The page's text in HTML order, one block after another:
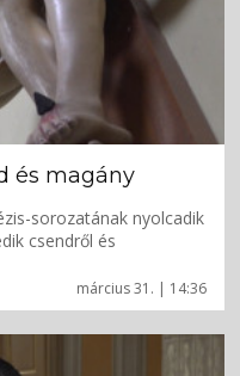
március 31. | 14:36
és magány
sorozatának nyolcadik
csendről és